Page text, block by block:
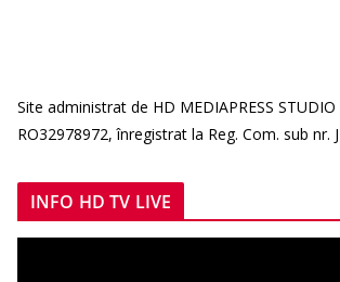
Site administrat de HD MEDIAPRESS STUDIO
RO32978972, înregistrat la Reg. Com. sub nr.
INFO HD TV LIVE